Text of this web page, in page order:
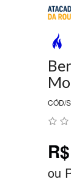
CÓD/
ou